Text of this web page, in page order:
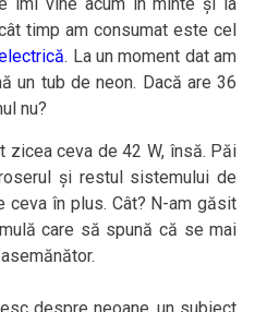
timp am consumat este cel
. La un moment dat am
un tub de neon. Dacă are 36
nu?
zicea ceva de 42 W, însă. Păi
și restul sistemului de
ceva în plus. Cât? N-am găsit
care să spună că se mai